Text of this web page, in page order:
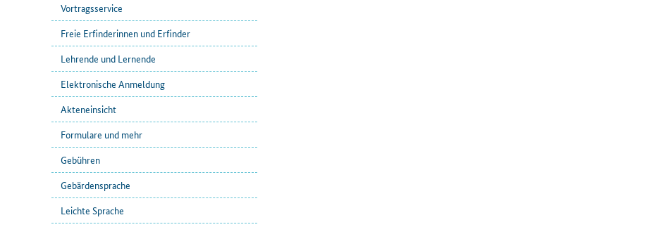
Vortragsservice
Freie Erfinderinnen und Erfinder
Lehrende und Lernende
Elektronische Anmeldung
Akteneinsicht
Formulare und mehr
Gebühren
Gebärdensprache
Leichte Sprache